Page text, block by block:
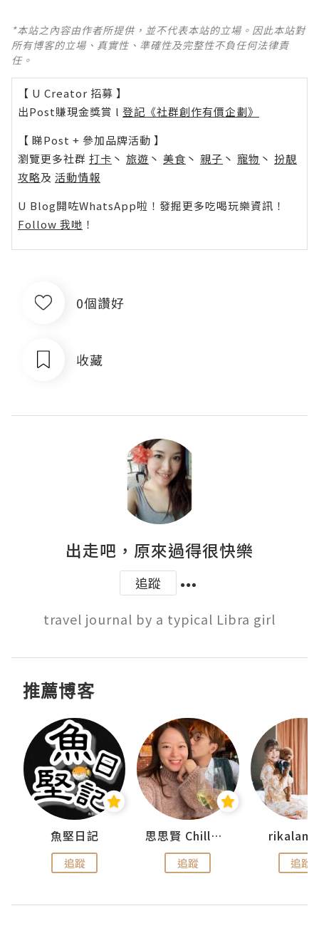
*本站之內容由作者所提供，並不代表本站的立場。因此本站對
所有博客的立場、真實性、準確性及完整性不負任何法律責
任。
【 U Creator 招募 】
出Post賺現金獎賞 l 登記《社群創作有價企劃》
【 睇Post + 參加品牌活動 】
瀏覽更多社群 打卡 丶 旅遊 丶 美食 丶 親子 丶 寵物 丶 扮靚
攻略及 活動情報
U Blog開咗WhatsApp啦！發掘更多吃喝玩樂資訊！
Follow 我哋 ！
0個讚好
收藏
出走吧，原來過得很快樂
追蹤
travel journal by a typical Libra girl
推薦博客
魚堅日記
追蹤
思思賢 ChillMyBabe
追蹤 追蹤